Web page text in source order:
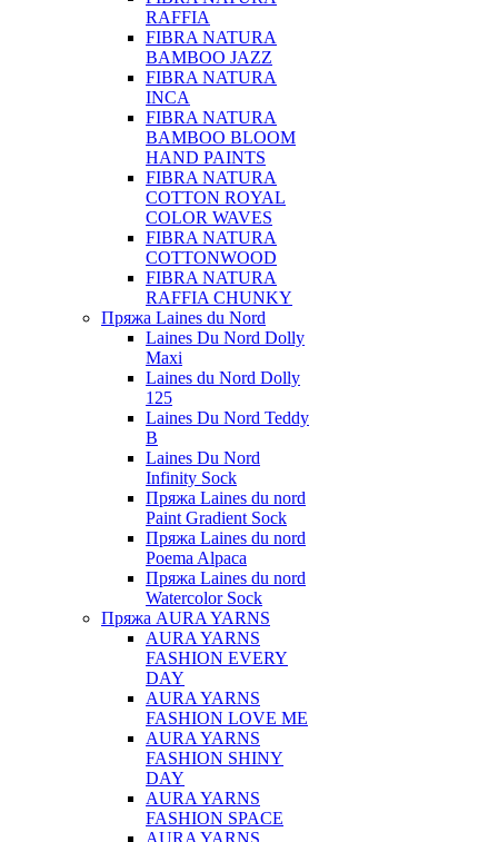
RAFFIA
FIBRA NATURA
BAMBOO JAZZ
FIBRA NATURA
INCA
FIBRA NATURA
BAMBOO BLOOM
HAND PAINTS
FIBRA NATURA
COTTON ROYAL
COLOR WAVES
FIBRA NATURA
COTTONWOOD
FIBRA NATURA
RAFFIA CHUNKY
Пряжа Laines du Nord
Laines Du Nord Dolly
Maxi
Laines du Nord Dolly
125
Laines Du Nord Teddy
B
Laines Du Nord
Infinity Sock
Пряжа Laines du nord
Paint Gradient Sock
Пряжа Laines du nord
Poema Alpaca
Пряжа Laines du nord
Watercolor Sock
Пряжа AURA YARNS
AURA YARNS
FASHION EVERY
DAY
AURA YARNS
FASHION LOVE ME
AURA YARNS
FASHION SHINY
DAY
AURA YARNS
FASHION SPACE
AURA YARNS